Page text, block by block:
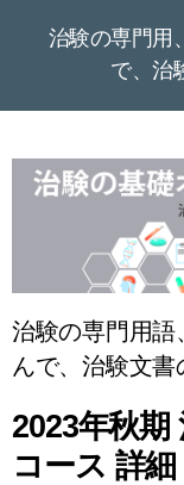
治験の専門用
で、治
治験の専門用語
んで、治験文
2023年秋
コース 詳細